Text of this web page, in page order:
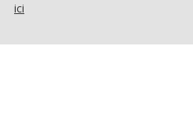
ici